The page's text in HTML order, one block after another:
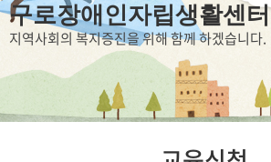
구로장애인자립생활센터
지역사회의 복지증진을 위해 함께 하겠습니다.